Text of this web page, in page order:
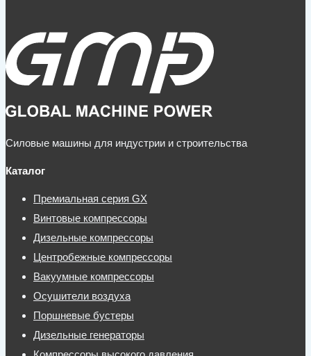
Силовые машины для индустрии и строительства
Каталог
Премиальная серия GX
Винтовые компрессоры
Дизельные компрессоры
Центробежные компрессоры
Вакуумные компрессоры
Осушители воздуха
Поршневые бустеры
Дизельные генераторы